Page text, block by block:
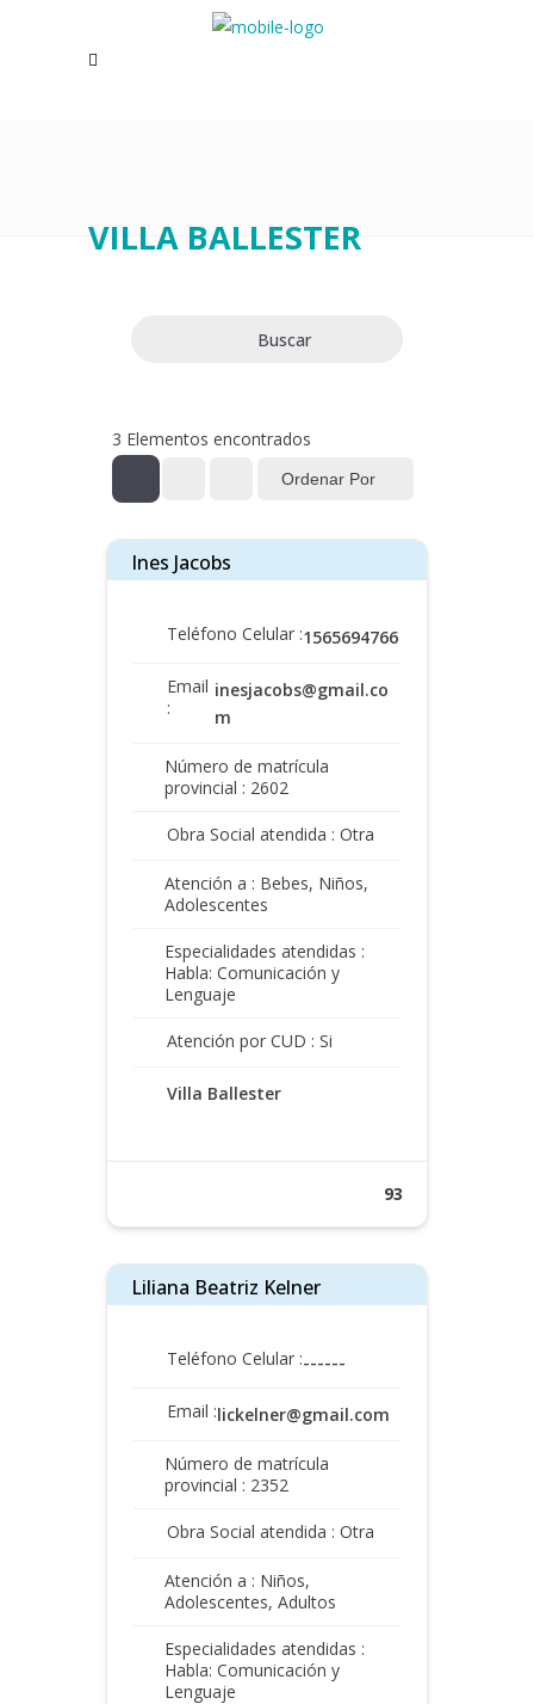
VILLA BALLESTER
Buscar
3 Elementos encontrados
Ordenar Por
Ines Jacobs
Teléfono Celular :1565694766
Email
:
inesjacobs@gmail.co
m
Número de matrícula
provincial : 2602
Obra Social atendida : Otra
Atención a : Bebes, Niños,
Adolescentes
Especialidades atendidas :
Habla: Comunicación y
Lenguaje
Atención por CUD : Si
Villa Ballester
93
Liliana Beatriz Kelner
Teléfono Celular :------
Email :lickelner@gmail.com
Número de matrícula
provincial : 2352
Obra Social atendida : Otra
Atención a : Niños,
Adolescentes, Adultos
Especialidades atendidas :
Habla: Comunicación y
Lenguaje